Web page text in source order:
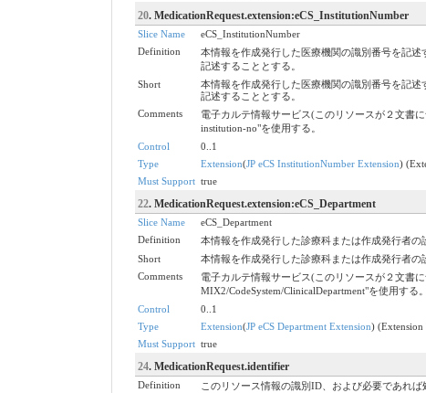
20. MedicationRequest.extension:eCS_InstitutionNumber
Slice Name
eCS_InstitutionNumber
Definition
本情報を作成発行した医療機関の識別番号を記述
記述することとする。
Short
本情報を作成発行した医療機関の識別番号を記述
記述することとする。
Comments
電子カルテ情報サービス(このリソースが２文書
institution-no"を使用する。
Control
0..1
Type
Extension(JP eCS InstitutionNumber Extension)
Must Support true
22. MedicationRequest.extension:eCS_Department
Slice Name
eCS_Department
Definition
本情報を作成発行した診療科または作成発行者の
Short
本情報を作成発行した診療科または作成発行者の
Comments
電子カルテ情報サービス(このリソースが２文書
MIX2/CodeSystem/ClinicalDepartment"を使用す
Control
0..1
Type
Extension(JP eCS Department Extension) (Extension
Must Support true
24. MedicationRequest.identifier
Definition
このリソース情報の識別ID、および必要であれ